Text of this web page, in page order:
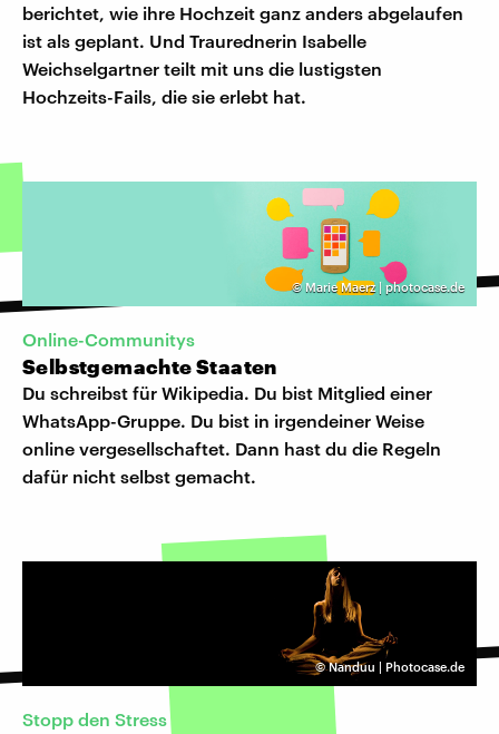
berichtet, wie ihre Hochzeit ganz anders abgelaufen
ist als geplant. Und Traurednerin Isabelle
Weichselgartner teilt mit uns die lustigsten
Hochzeits-Fails, die sie erlebt hat.
©Marie Maerz | photocase.de
Online-Communitys
Selbstgemachte Staaten
Du schreibst für Wikipedia. Du bist Mitglied einer
WhatsApp-Gruppe. Du bist in irgendeiner Weise
online vergesellschaftet. Dann hast du die Regeln
dafür nicht selbst gemacht.
©Nanduu | Photocase.de
Stopp den Stress